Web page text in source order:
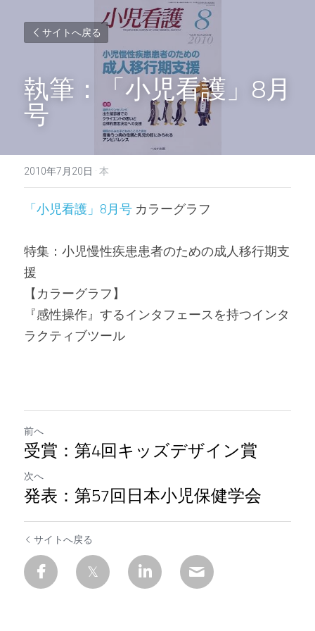
サイトへ戻る
執筆：「小児看護」8月
号
2010年7月20日 · 本
「小児看護」8月号 カラーグラフ
特集：小児慢性疾患患者のための成人移行期支
援
【カラーグラフ】
『感性操作』するインタフェースを持つインタ
ラクティブツール
前へ
受賞：第4回キッズデザイン賞
次へ
発表：第57回日本小児保健学会
サイトへ戻る